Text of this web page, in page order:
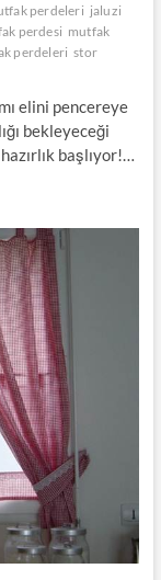
perdeleri jaluzi
perdesi mutfak
perdeleri stor
elini pencereye
bekleyeceği
başlıyor!…